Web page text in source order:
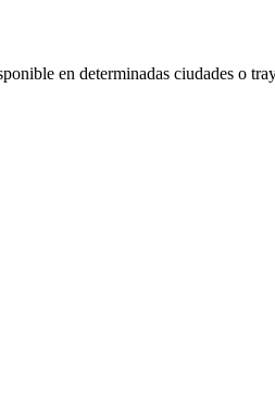
en determinadas ciudades o